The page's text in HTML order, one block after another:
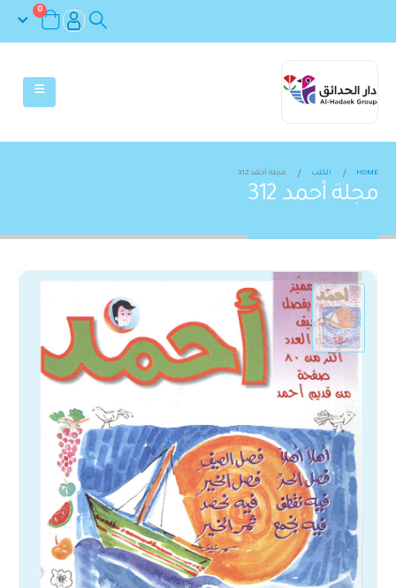
0
HOME الكتب مجلة أحمد 312
مجلة أحمد 312